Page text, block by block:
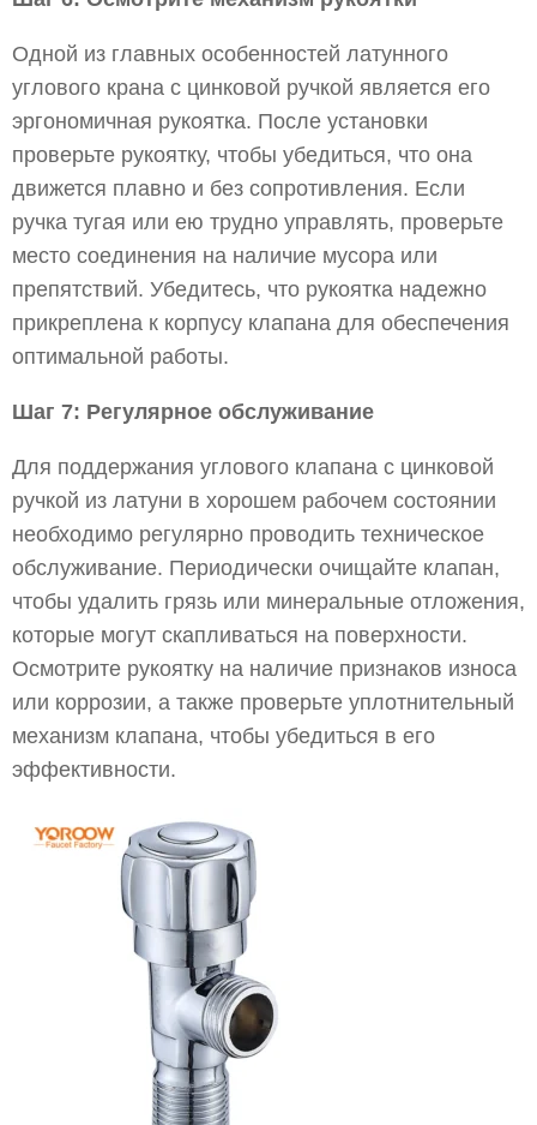
Одной из главных особенностей латунного
углового крана с цинковой ручкой является его
эргономичная рукоятка. После установки
проверьте рукоятку, чтобы убедиться, что она
движется плавно и без сопротивления. Если
ручка тугая или ею трудно управлять, проверьте
место соединения на наличие мусора или
препятствий. Убедитесь, что рукоятка надежно
прикреплена к корпусу клапана для обеспечения
оптимальной работы.
Шаг 7: Регулярное обслуживание
Для поддержания углового клапана с цинковой
ручкой из латуни в хорошем рабочем состоянии
необходимо регулярно проводить техническое
обслуживание. Периодически очищайте клапан,
чтобы удалить грязь или минеральные отложения,
которые могут скапливаться на поверхности.
Осмотрите рукоятку на наличие признаков износа
или коррозии, а также проверьте уплотнительный
механизм клапана, чтобы убедиться в его
эффективности.